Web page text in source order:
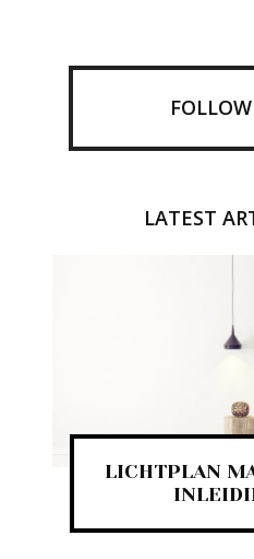
LATEST
LICHTPLAN